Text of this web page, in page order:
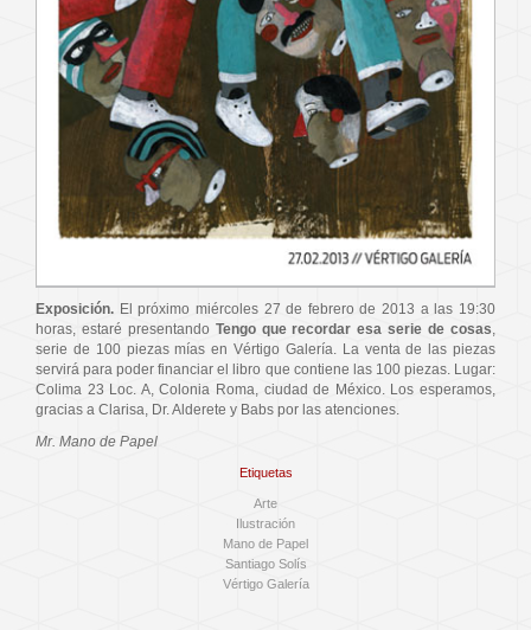
Exposición. El próximo miércoles 27 de febrero de 2013 a las 19:30
horas, estaré presentando Tengo que recordar esa serie de cosas
serie de 100 piezas mías en Vértigo Galería. La venta de las piezas
servirá para poder financiar el libro que contiene las 100 piezas. Lugar:
Colima 23 Loc. A, Colonia Roma, ciudad de México. Los esperamos,
gracias a Clarisa, Dr. Alderete y Babs por las atenciones.
Mr. Mano de Papel
Etiquetas
Arte
Ilustración
Mano de Papel
Santiago Solís
Vértigo Galería